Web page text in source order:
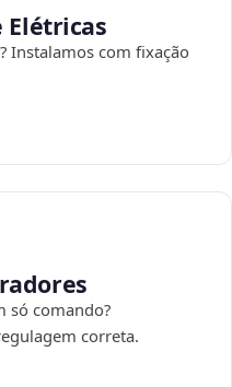
Elétricas
Instalamos com fixação
só comando?
correta.